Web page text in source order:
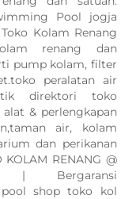
Pool jogja
Kolam Renang
renang dan
pump kolam, filter
peralatan air
direktori toko
& perlengkapan
air, kolam
dan perikanan
RENANG @
| Bergaransi
pool shop toko kol